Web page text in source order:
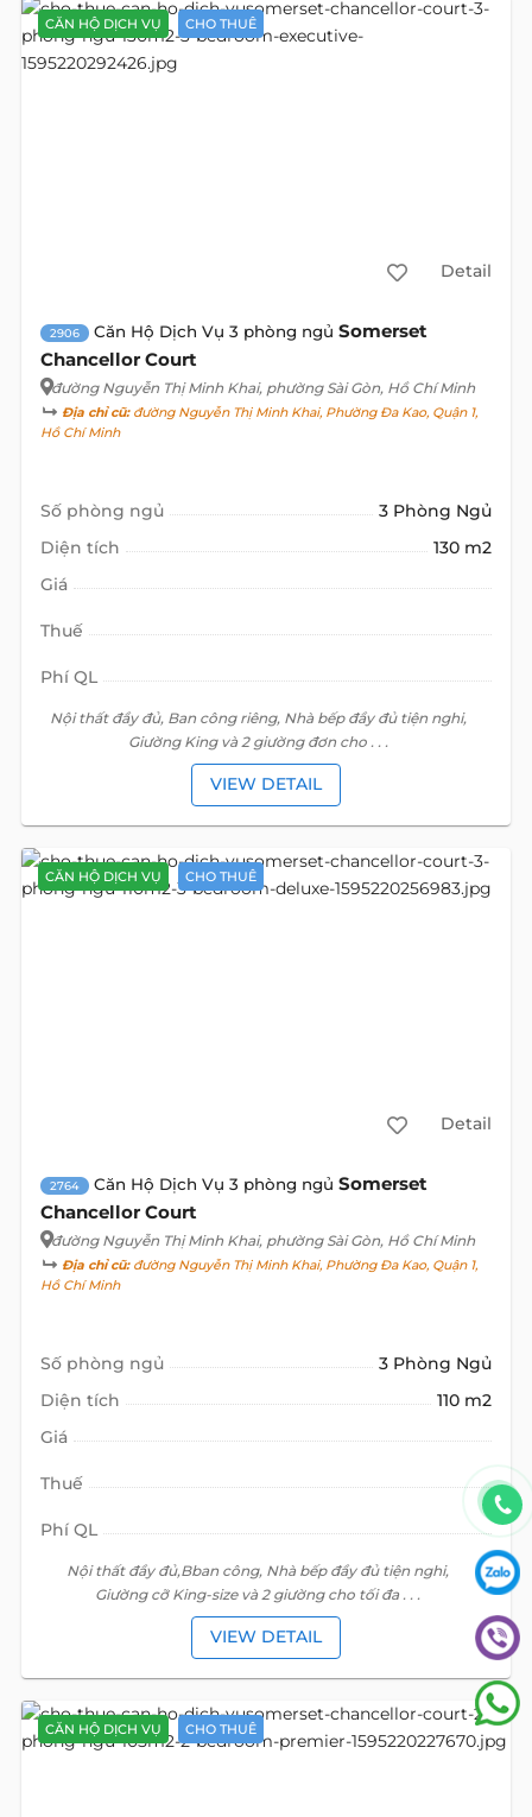
CĂN HỘ DỊCH VỤ CHO THUÊ
Detail
2906 Căn Hộ Dịch Vụ 3 phòng ngủ Somerset
Chancellor Court
đường Nguyễn Thị Minh Khai, phường Sài Gòn, Hồ Chí Minh
Địa chỉ cũ:đường Nguyễn Thị Minh Khai, Phường Đa Kao, Quận 1,
Hồ Chí Minh
Số phòng ngủ
3 Phòng Ngủ
Diện tích
130 m2
Giá
Thuế
Phí QL
Nội thất đầy đủ, Ban công riêng, Nhà bếp đầy đủ tiện nghi,
Giường King và 2 giường đơn cho . . .
VIEW DETAIL
CĂN HỘ DỊCH VỤ CHO THUÊ
Detail
2764 Căn Hộ Dịch Vụ 3 phòng ngủ Somerset
Chancellor Court
đường Nguyễn Thị Minh Khai, phường Sài Gòn, Hồ Chí Minh
Địa chỉ cũ:đường Nguyễn Thị Minh Khai, Phường Đa Kao, Quận 1,
Hồ Chí Minh
Số phòng ngủ
3 Phòng Ngủ
Diện tích
110 m2
Giá
Thuế
Phí QL
Nội thất đầy đủ,Bban công, Nhà bếp đầy đủ tiện nghi,
Giường cỡ King-size và 2 giường cho tối đa . . .
VIEW DETAIL
CĂN HỘ DỊCH VỤ CHO THUÊ